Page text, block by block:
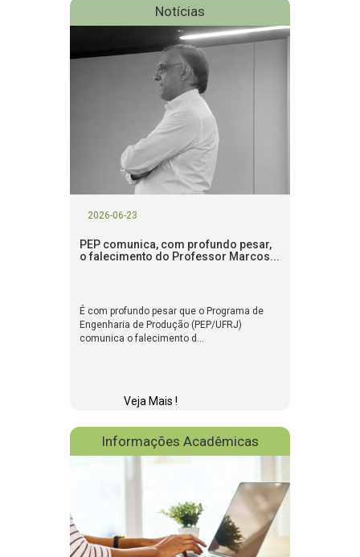
Notícias
2026-06-23
PEP comunica, com profundo pesar,
o falecimento do Professor Marcos...
É com profundo pesar que o Programa de
Engenharia de Produção (PEP/UFRJ)
comunica o falecimento d...
Veja Mais !
Informações Acadêmicas